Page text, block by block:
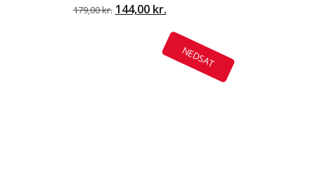
179,00kr. Den
179,00 kr..
144,00 kr.Den
pris
er:
144,00 kr..
NEDSAT